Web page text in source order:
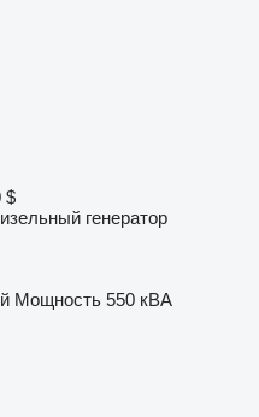
$
генератор
Мощность 550 кВА